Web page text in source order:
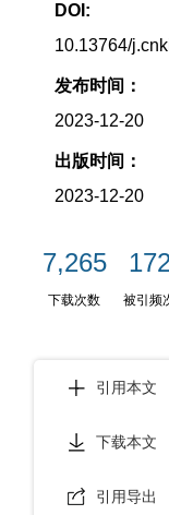
DOI:
10.13764/
发布时间：
2023-12-20
出版时间：
2023-12-20
7,265
下载次数 被引频
引用本文
下载本文
引用导出